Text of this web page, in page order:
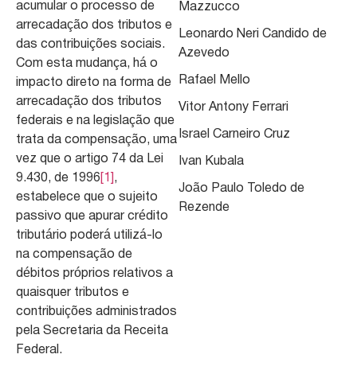
acumular o processo de
arrecadação dos tributos e
das contribuições sociais.
Com esta mudança, há o
impacto direto na forma de
arrecadação dos tributos
federais e na legislação que
trata da compensação, uma
vez que o artigo 74 da Lei
9.430, de 1996 [1] ,
estabelece que o sujeito
passivo que apurar crédito
tributário poderá utilizá-lo
na compensação de
débitos próprios relativos a
quaisquer tributos e
contribuições administrados
pela Secretaria da Receita
Federal.
Mazzucco
Leonardo Neri Candido de
Azevedo
Rafael Mello
Vitor Antony Ferrari
Israel Carneiro Cruz
Ivan Kubala
João Paulo Toledo de
Rezende